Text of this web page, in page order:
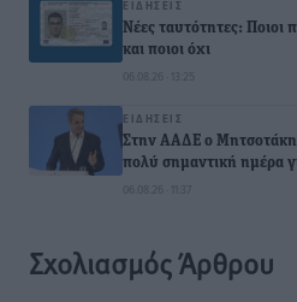
ΕΙΔΉΣΕΙΣ
Νέες ταυτότητες: Ποιοι
και ποιοι όχι
06.08.26 · 13:25
ΕΙΔΉΣΕΙΣ
Στην ΑΑΔΕ ο Μητσοτάκης
πολύ σημαντική ημέρα
06.08.26 · 11:37
Σχολιασμός Άρθρου